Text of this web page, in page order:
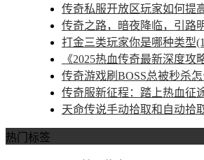
传奇私服开放区玩家如何提
传奇之路，暗夜降临，引路
打金三类玩家你是哪种类型
《2025热血传奇最新深度攻
传奇游戏刷BOSS总被秒杀
传奇服新征程：踏上热血征
天命传说手动拾取和自动拾
热门标签